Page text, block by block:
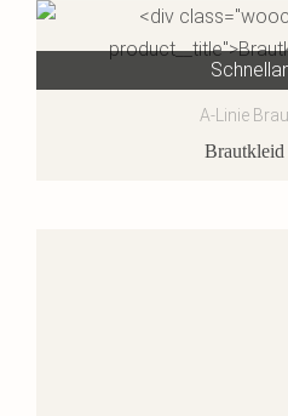
A-Linie
Brautkleid